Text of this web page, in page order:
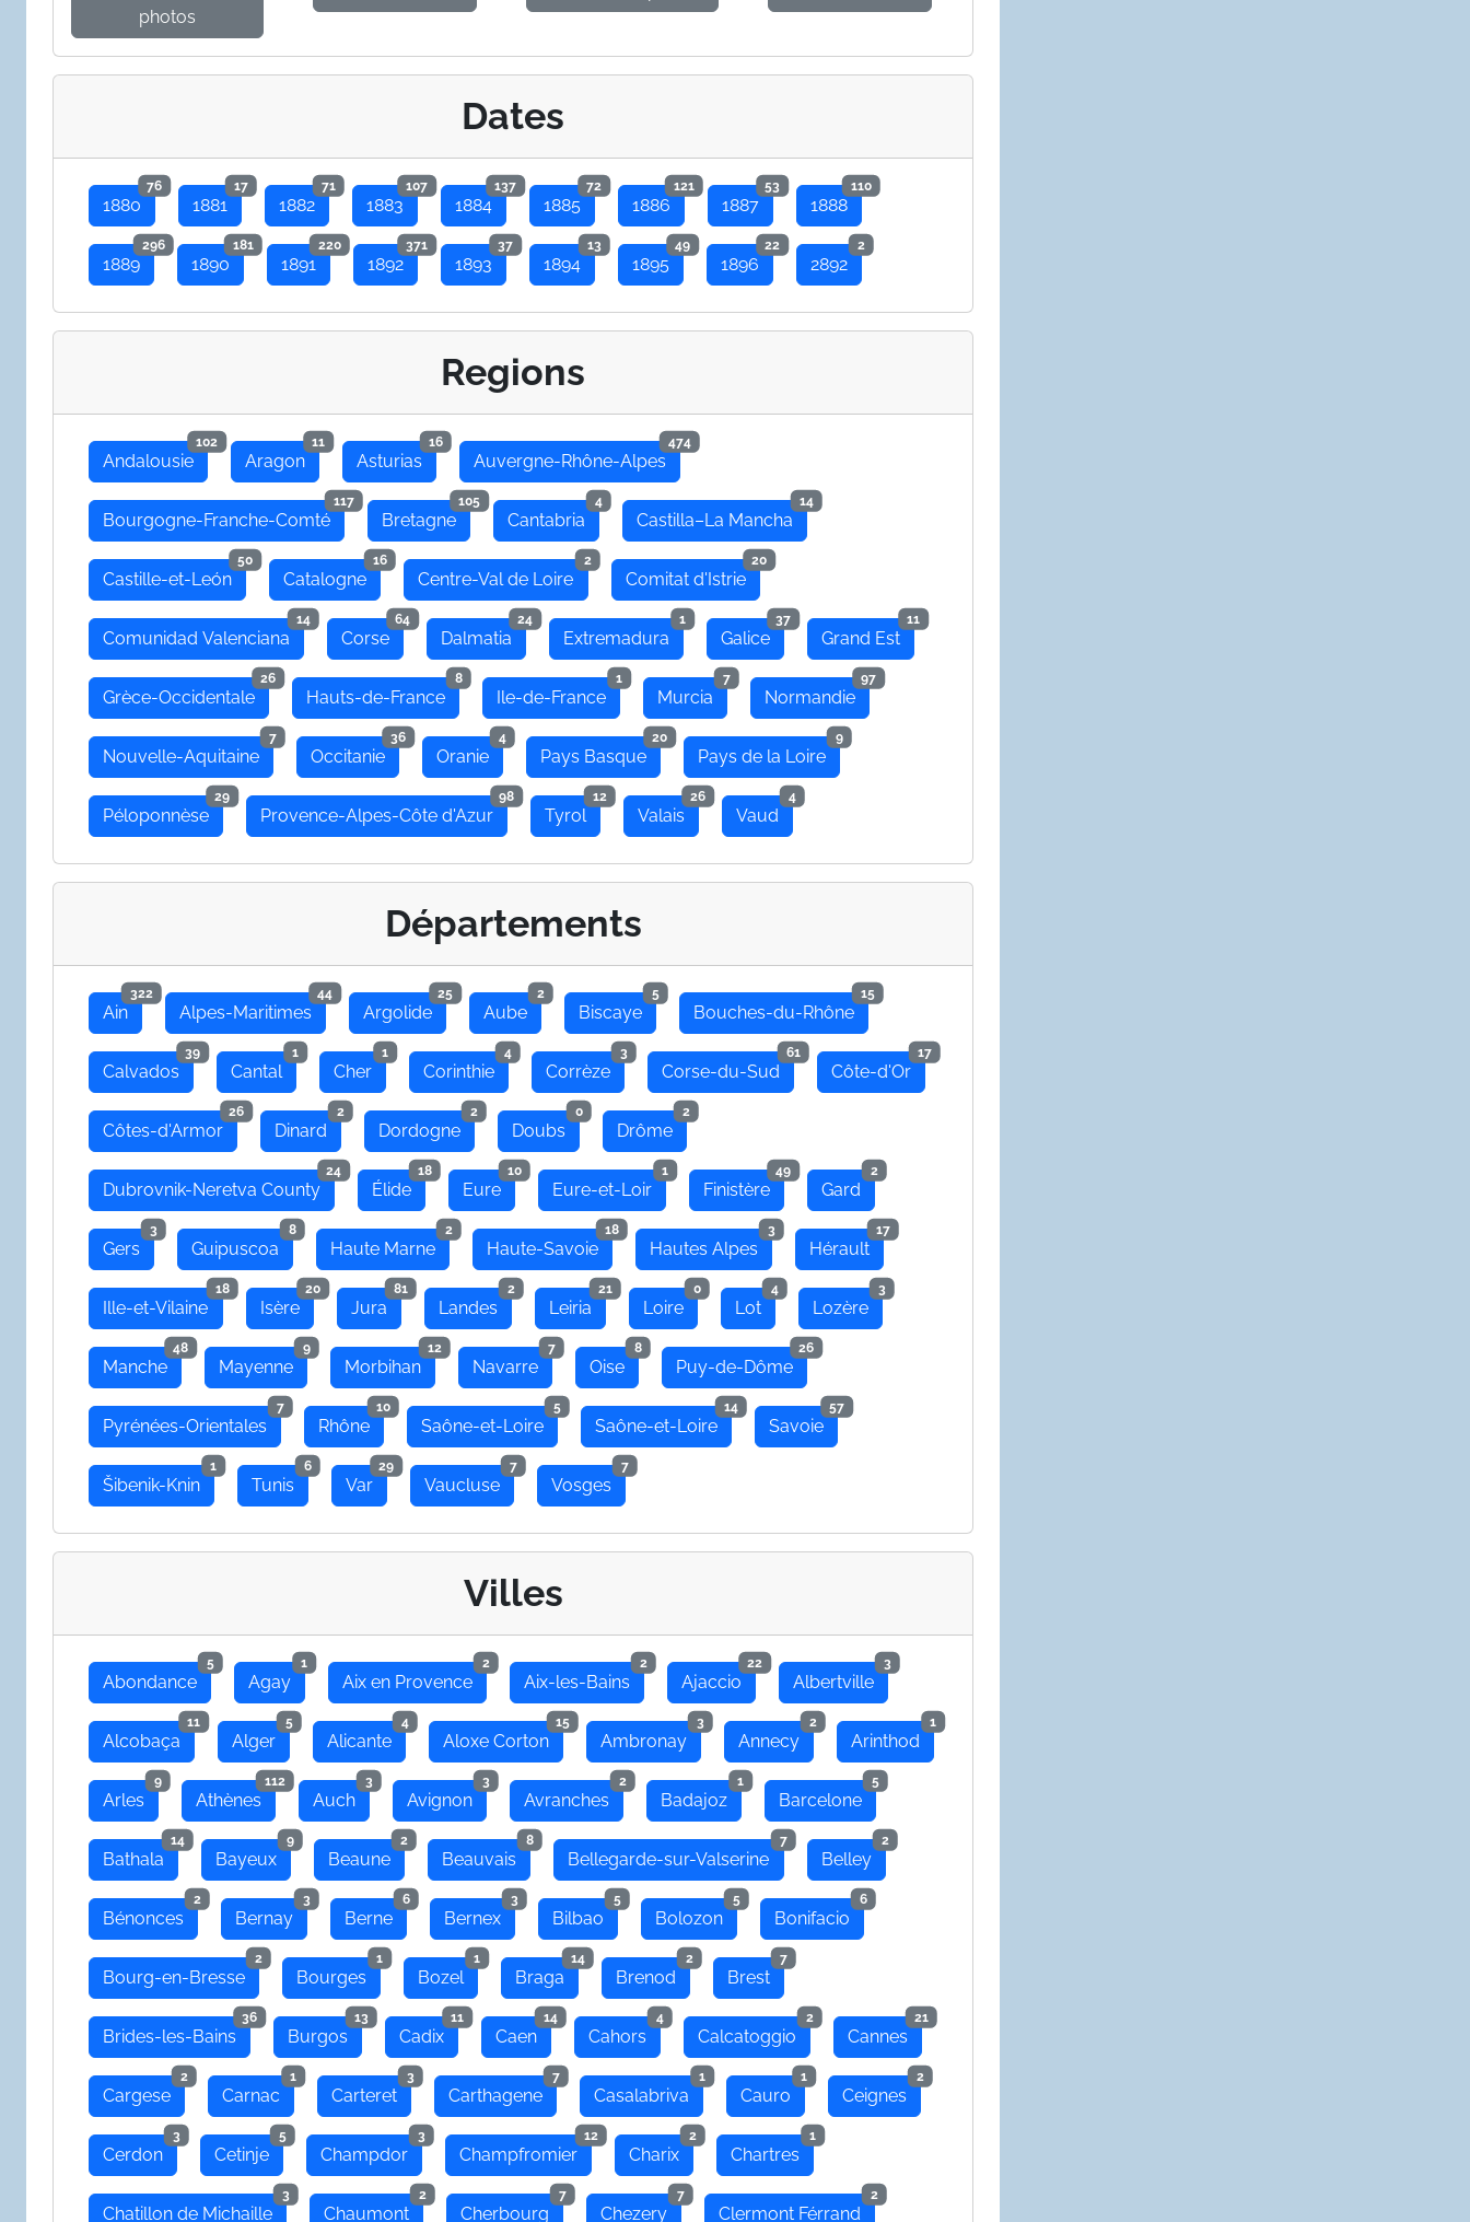
photos
Dates
1880
76
1881
17
1882
71
1883
107
1884
137
1885
72
1886
121
1887
53
1888
110
1889
296
1890
181
1891
220
1892
371
1893
37
1894
13
1895
49
1896
22
2892
2
Regions
Andalousie
102
Aragon
11
Asturias
16
Auvergne-Rhône-Alpes
474
Bourgogne-Franche-Comté
117
Bretagne
105
Cantabria
4
Castilla–La Mancha
14
Castille-et-León
50
Catalogne
16
Centre-Val de Loire
2
Comitat d'Istrie
20
Comunidad Valenciana
14
Corse
64
Dalmatia
24
Extremadura
1
Galice
37
Grand Est
11
Grèce-Occidentale
26
Hauts-de-France
8
Ile-de-France
1
Murcia
7
Normandie
97
Nouvelle-Aquitaine
7
Occitanie
36
Oranie
4
Pays Basque
20
Pays de la Loire
9
Péloponnèse
29
Provence-Alpes-Côte d'Azur
98
Tyrol
12
Valais
26
Vaud
4
Départements
Ain
322
Alpes-Maritimes
44
Argolide
25
Aube
2
Biscaye
5
Bouches-du-Rhône
15
Calvados
39
Cantal
1
Cher
1
Corinthie
4
Corrèze
3
Corse-du-Sud
61
Côte-d'Or
17
Côtes-d'Armor
26
Dinard
2
Dordogne
2
Doubs
0
Drôme
2
Dubrovnik-Neretva County
24
Élide
18
Eure
10
Eure-et-Loir
1
Finistère
49
Gard
2
Gers
3
Guipuscoa
8
Haute Marne
2
Haute-Savoie
18
Hautes Alpes
3
Hérault
17
Ille-et-Vilaine
18
Isère
20
Jura
81
Landes
2
Leiria
21
Loire
0
Lot
4
Lozère
3
Manche
48
Mayenne
9
Morbihan
12
Navarre
7
Oise
8
Puy-de-Dôme
26
Pyrénées-Orientales
7
Rhône
10
Saône-et-Loire
5
Saône-et-Loire
14
Savoie
57
Šibenik-Knin
1
Tunis
6
Var
29
Vaucluse
7
Vosges
7
Villes
Abondance
5
Agay
1
Aix en Provence
2
Aix-les-Bains
2
Ajaccio
22
Albertville
3
Alcobaça
11
Alger
5
Alicante
4
Aloxe Corton
15
Ambronay
3
Annecy
2
Arinthod
1
Arles
9
Athènes
112
Auch
3
Avignon
3
Avranches
2
Badajoz
1
Barcelone
5
Bathala
14
Bayeux
9
Beaune
2
Beauvais
8
Bellegarde-sur-Valserine
7
Belley
2
Bénonces
2
Bernay
3
Berne
6
Bernex
3
Bilbao
5
Bolozon
5
Bonifacio
6
Bourg-en-Bresse
2
Bourges
1
Bozel
1
Braga
14
Brenod
2
Brest
7
Brides-les-Bains
36
Burgos
13
Cadix
11
Caen
14
Cahors
4
Calcatoggio
2
Cannes
21
Cargese
2
Carnac
1
Carteret
3
Carthagene
7
Casalabriva
1
Cauro
1
Ceignes
2
Cerdon
3
Cetinje
5
Champdor
3
Champfromier
12
Charix
2
Chartres
1
Chatillon de Michaille
3
Chaumont
2
Cherbourg
7
Chezery
7
Clermont Férrand
2